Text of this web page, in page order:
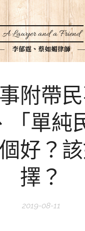
A Lawyer and a Friend
李郁霆、蔡如媚律師
事附帶
「單純
好？
擇？
2019-08-11